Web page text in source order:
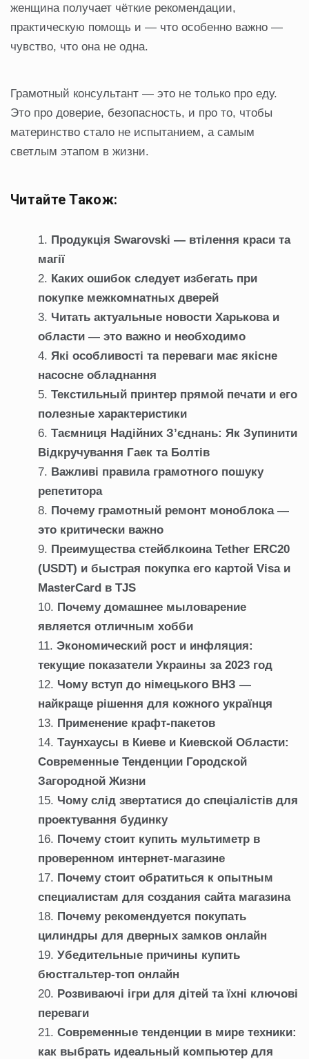
женщина получает чёткие рекомендации,
практическую помощь и — что особенно важно —
чувство, что она не одна.
Грамотный консультант — это не только про еду.
Это про доверие, безопасность, и про то, чтобы
материнство стало не испытанием, а самым
светлым этапом в жизни.
Читайте Також:
Продукція Swarovski — втілення краси та
магії
Каких ошибок следует избегать при
покупке межкомнатных дверей
Читать актуальные новости Харькова и
области — это важно и необходимо
Які особливості та переваги має якісне
насосне обладнання
Текстильный принтер прямой печати и его
полезные характеристики
Таємниця Надійних З’єднань: Як Зупинити
Відкручування Гаек та Болтів
Важливі правила грамотного пошуку
репетитора
Почему грамотный ремонт моноблока —
это критически важно
Преимущества стейблкоина Tether ERC20
(USDT) и быстрая покупка его картой Visa и
MasterCard в TJS
Почему домашнее мыловарение
является отличным хобби
Экономический рост и инфляция:
текущие показатели Украины за 2023 год
Чому вступ до німецького ВНЗ —
найкраще рішення для кожного українця
Применение крафт-пакетов
Таунхаусы в Киеве и Киевской Области:
Современные Тенденции Городской
Загородной Жизни
Чому слід звертатися до спеціалістів для
проектування будинку
Почему стоит купить мультиметр в
проверенном интернет-магазине
Почему стоит обратиться к опытным
специалистам для создания сайта магазина
Почему рекомендуется покупать
цилиндры для дверных замков онлайн
Убедительные причины купить
бюстгальтер-топ онлайн
Розвиваючі ігри для дітей та їхні ключові
переваги
Современные тенденции в мире техники:
как выбрать идеальный компьютер для